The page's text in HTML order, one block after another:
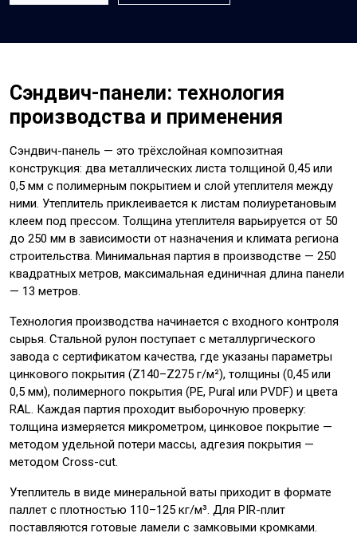
Сэндвич-панели: технология
производства и применения
Сэндвич-панель — это трёхслойная композитная
конструкция: два металлических листа толщиной 0,45 или
0,5 мм с полимерным покрытием и слой утеплителя между
ними. Утеплитель приклеивается к листам полиуретановым
клеем под прессом. Толщина утеплителя варьируется от 50
до 250 мм в зависимости от назначения и климата региона
строительства. Минимальная партия в производстве — 250
квадратных метров, максимальная единичная длина панели
— 13 метров.
Технология производства начинается с входного контроля
сырья. Стальной рулон поступает с металлургического
завода с сертификатом качества, где указаны параметры
цинкового покрытия (Z140–Z275 г/м²), толщины (0,45 или
0,5 мм), полимерного покрытия (PE, Pural или PVDF) и цвета
RAL. Каждая партия проходит выборочную проверку:
толщина измеряется микрометром, цинковое покрытие —
методом удельной потери массы, адгезия покрытия —
методом Cross-cut.
Утеплитель в виде минеральной ваты приходит в формате
паллет с плотностью 110–125 кг/м³. Для PIR-плит
поставляются готовые ламели с замковыми кромками.